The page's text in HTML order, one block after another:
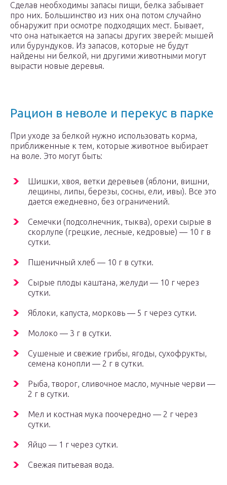
Сделав необходимы запасы пищи, белка забывает
про них. Большинство из них она потом случайно
обнаружит при осмотре подходящих мест. Бывает,
что она натыкается на запасы других зверей: мышей
или бурундуков. Из запасов, которые не будут
найдены ни белкой, ни другими животными могут
вырасти новые деревья.
Рацион в неволе и перекус в парке
При уходе за белкой нужно использовать корма,
приближенные к тем, которые животное выбирает
на воле. Это могут быть:
Шишки, хвоя, ветки деревьев (яблони, вишни,
лещины, липы, березы, сосны, ели, ивы). Все это
дается ежедневно, без ограничений.
Семечки (подсолнечник, тыква), орехи сырые в
скорлупе (грецкие, лесные, кедровые) — 10 г в
сутки.
Пшеничный хлеб — 10 г в сутки.
Сырые плоды каштана, желуди — 10 г через
сутки.
Яблоки, капуста, морковь — 5 г через сутки.
Молоко — 3 г в сутки.
Сушеные и свежие грибы, ягоды, сухофрукты,
семена конопли — 2 г в сутки.
Рыба, творог, сливочное масло, мучные черви —
2 г в сутки.
Мел и костная мука поочередно — 2 г через
сутки.
Яйцо — 1 г через сутки.
Свежая питьевая вода.